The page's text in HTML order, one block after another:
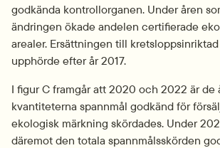
godkända kontrollorganen. Under åren
ändringen ökade andelen certifierade
arealer. Ersättningen till
upphörde efter år 2017.
I figur C framgår att 2020 och 2022 är de
kvantiteterna spannmål godkänd för
ekologisk märkning skördades. Under
däremot den totala spannmålsskörden